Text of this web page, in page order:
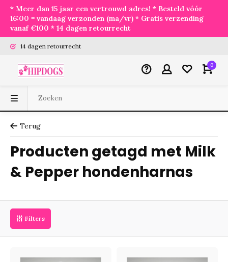
* Meer dan 15 jaar een vertrouwd adres! * Besteld vóór
16:00 = vandaag verzonden (ma/vr) * Gratis verzending
vanaf €100 * 14 dagen retourrecht
14 dagen retourrecht
0
Terug
Producten getagd met Milk
& Pepper hondenharnas
Filters